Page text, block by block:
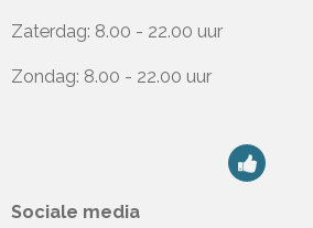
Zaterdag: 8.00 - 22.00 uur
Zondag: 8.00 - 22.00 uur
Sociale media